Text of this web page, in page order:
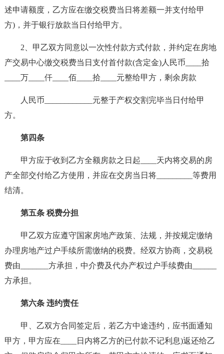
述申请额度，乙方应在缴交税费当日将差额一并支付给甲
方)，并于银行放款当日付给甲方。
2、甲乙双方同意以一次性付款方式付款，并约定在房地
产交易中心缴交税费当日支付首付款(含定金)人民币____拾
____万____仟____佰____拾____元整给甲方，剩余房款
人民币____________元整于产权交割完毕当日付给甲
方。
第四条
甲方应于收到乙方全额房款之日起____天内将交易的房
产全部交付给乙方使用，并应在交房当日将_________等费用
结清。
第五条 税费分担
甲乙双方应遵守国家房地产政策、法规，并按规定缴纳
办理房地产过户手续所需缴纳的税费。经双方协商，交易税
费由_______方承担，中介费及代办产权过户手续费由______
方承担。
第六条 违约责任
甲、乙双方合同签定后，若乙方中途违约，应书面通知
甲方，甲方应在____日内将乙方的已付款不记利息)返还给乙